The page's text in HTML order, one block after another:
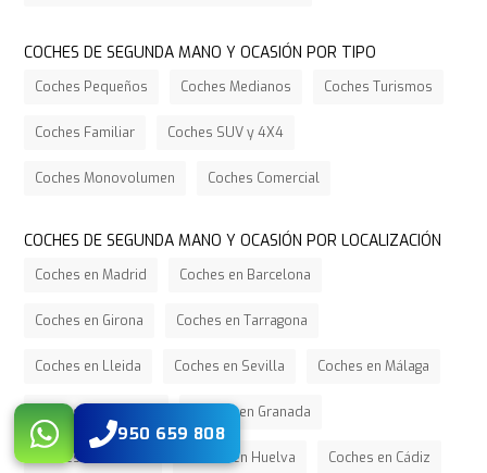
950 659 808
COCHES DE SEGUNDA MANO Y OCASIÓN POR TIPO
Coches Pequeños Coches Medianos Coches Turismos
Coches Familiar Coches SUV y 4X4
Coches Monovolumen Coches Comercial
COCHES DE SEGUNDA MANO Y OCASIÓN POR LOCALIZACIÓN
Coches en Madrid Coches en Barcelona
Coches en Girona Coches en Tarragona
Coches en Lleida Coches en Sevilla Coches en Málaga
Coches en Córdoba Coches en Granada
Coches en Almería Coches en Huelva Coches en Cádiz